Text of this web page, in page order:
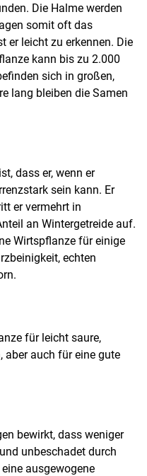
Die Halme werden
somit oft das
er leicht zu erkennen. Die
kann bis zu 2.000
sich in großen,
lang bleiben die Samen
dass er, wenn er
sein kann. Er
er vermehrt in
an Wintergetreide auf.
Wirtspflanze für einige
echten
für leicht saure,
auch für eine gute
bewirkt, dass weniger
unbeschadet durch
ausgewogene